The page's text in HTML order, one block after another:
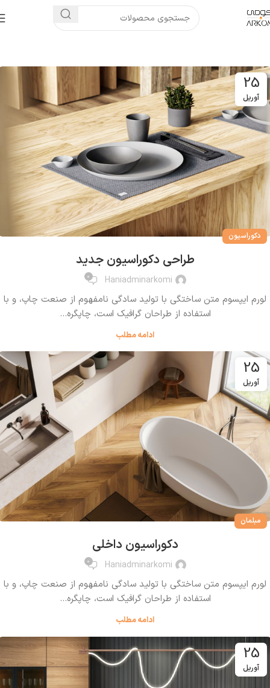
25
آوریل
دکوراسیون
طراحی دکوراسیون جدید
Haniadminarkomi
0
لورم ایپسوم متن ساختگی با تولید سادگی نامفهوم از صنعت چاپ، و با
استفاده از طراحان گرافیک است، چاپگره...
ادامه مطلب
25
آوریل
مبلمان
دکوراسیون داخلی
Haniadminarkomi
0
لورم ایپسوم متن ساختگی با تولید سادگی نامفهوم از صنعت چاپ، و با
استفاده از طراحان گرافیک است، چاپگره...
ادامه مطلب
25
آوریل